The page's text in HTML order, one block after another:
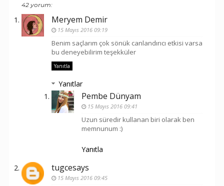
42 yorum:
Meryem Demir
15 Mayıs 2016 09:19
Benim saçlarım çok sönük canlandırıcı etkisi varsa
bu deneyebilirim teşekküler
Yanıtla
Yanıtlar
Pembe Dünyam
15 Mayıs 2016 09:41
Uzun süredir kullanan biri olarak ben
memnunum :)
Yanıtla
tugcesays
15 Mayıs 2016 09:45